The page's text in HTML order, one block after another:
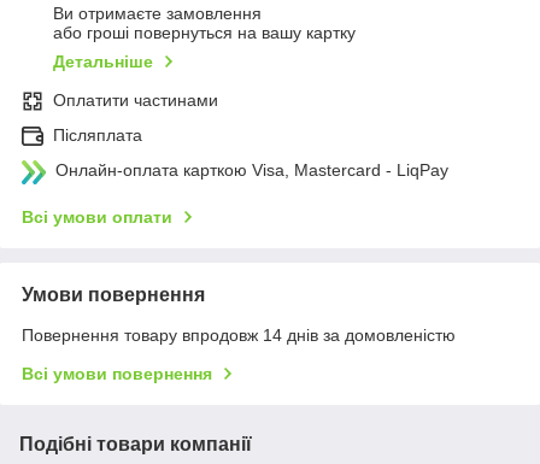
Ви отримаєте замовлення
або гроші повернуться на вашу картку
Детальніше
Оплатити частинами
Післяплата
Онлайн-оплата карткою Visa, Mastercard - LiqPay
Всі умови оплати
Умови повернення
Повернення товару впродовж 14 днів за домовленістю
Всі умови повернення
Подібні товари компанії